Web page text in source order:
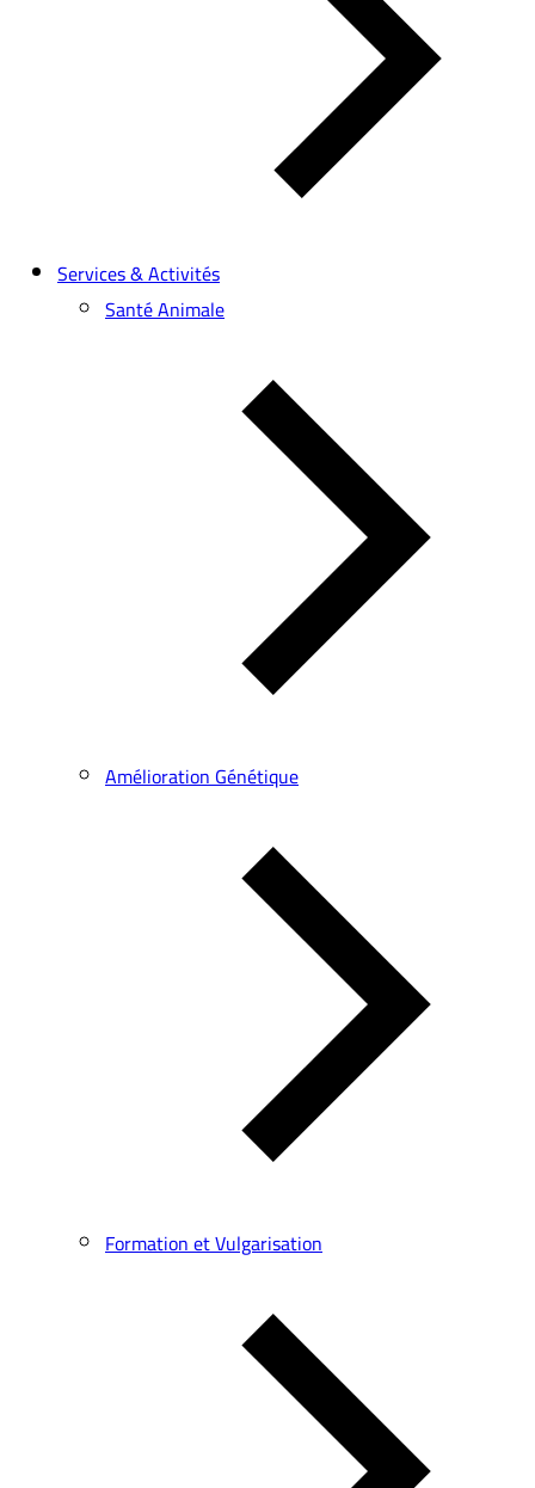
Services & Activités
Santé Animale
Amélioration Génétique
Formation et Vulgarisation